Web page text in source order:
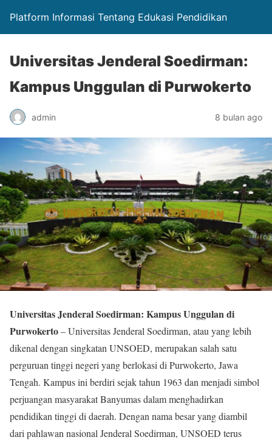
Platform Informasi Tentang Edukasi Pendidikan
Universitas Jenderal Soedirman:
Kampus Unggulan di Purwokerto
admin 8 bulan ago
Universitas Jenderal Soedirman: Kampus Unggulan di
Purwokerto– Universitas Jenderal Soedirman, atau yang lebih
dikenal dengan singkatan UNSOED, merupakan salah satu
perguruan tinggi negeri yang berlokasi di Purwokerto, Jawa
Tengah. Kampus ini berdiri sejak tahun 1963 dan menjadi simbol
perjuangan masyarakat Banyumas dalam menghadirkan
pendidikan tinggi di daerah. Dengan nama besar yang diambil
dari pahlawan nasional Jenderal Soedirman, UNSOED terus